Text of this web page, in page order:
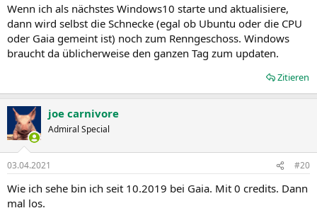
:
Wenn ich als nächstes Windows10 starte und aktualisiere,
dann wird selbst die Schnecke (egal ob Ubuntu oder die CPU
oder Gaia gemeint ist) noch zum Renngeschoss. Windows
braucht da üblicherweise den ganzen Tag zum updaten.
Zitieren
joe carnivore
Admiral Special
03.04.2021 #20
Wie ich sehe bin ich seit 10.2019 bei Gaia. Mit 0 credits. Dann
mal los.